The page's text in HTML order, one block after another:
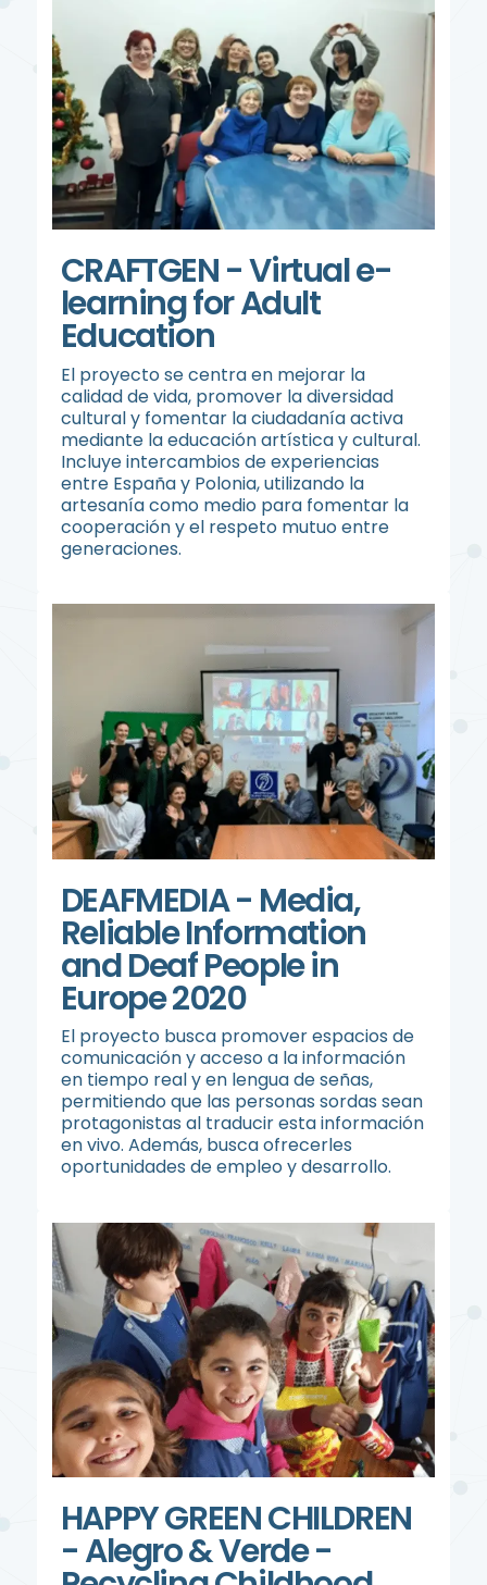
CRAFTGEN - Virtual e-
learning for Adult
Education
El proyecto se centra en mejorar la
calidad de vida, promover la diversidad
cultural y fomentar la ciudadanía activa
mediante la educación artística y cultural.
Incluye intercambios de experiencias
entre España y Polonia, utilizando la
artesanía como medio para fomentar la
cooperación y el respeto mutuo entre
generaciones.
DEAFMEDIA - Media,
Reliable Information
and Deaf People in
Europe 2020
El proyecto busca promover espacios de
comunicación y acceso a la información
en tiempo real y en lengua de señas,
permitiendo que las personas sordas sean
protagonistas al traducir esta información
en vivo. Además, busca ofrecerles
oportunidades de empleo y desarrollo.
HAPPY GREEN CHILDREN
- Alegro & Verde -